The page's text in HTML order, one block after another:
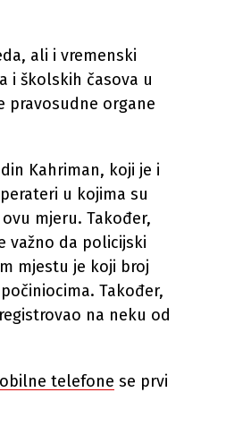
ali i vremenski
i školskih časova u
pravosudne organe
Kahriman, koji je i
u kojima su
mjeru. Također,
važno da policijski
mjestu je koji broj
Također,
na neku od
telefone se prvi